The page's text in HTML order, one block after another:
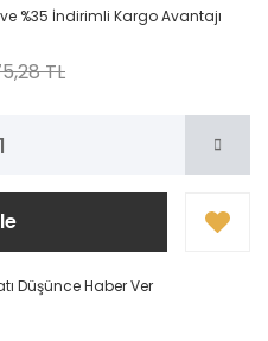
%35 İndirimli Kargo Avantajı
TL
Düşünce Haber Ver